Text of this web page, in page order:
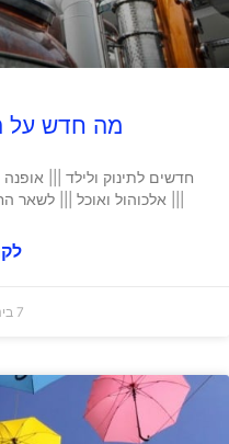
מה חדש על
חדשים לתינוק ולילד |||
||| אלכוהול ואוכל ||| לשאר
7 בינואר 2016